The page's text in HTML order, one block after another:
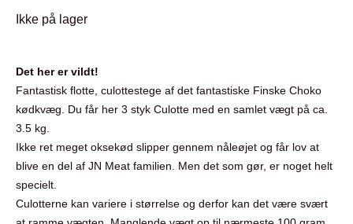
Ikke på lager
Det her er vildt!
Fantastisk flotte, culottestege af det fantastiske Finske Choko
kødkvæg. Du får her 3 styk Culotte med en samlet vægt på ca.
3.5 kg.
Ikke ret meget oksekød slipper gennem nåleøjet og får lov at
blive en del af JN Meat familien. Men det som gør, er noget helt
specielt.
Culotterne kan variere i størrelse og derfor kan det være svært